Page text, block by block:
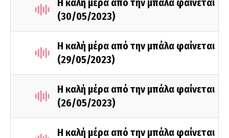
Η καλή μέρα από την μπάλα φαίνεται
(30/05/2023)
Η καλή μέρα από την μπάλα φαίνεται
(29/05/2023)
Η καλή μέρα από την μπάλα φαίνεται
(26/05/2023)
Η καλή μέρα από την μπάλα φαίνεται